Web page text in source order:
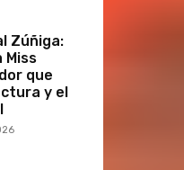
Zúñiga:
Miss
que
y el